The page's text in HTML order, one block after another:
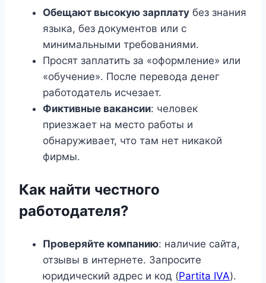
Обещают высокую зарплату без знания
языка, без документов или с
минимальными требованиями.
Просят заплатить за «оформление» или
«обучение». После перевода денег
работодатель исчезает.
Фиктивные вакансии: человек
приезжает на место работы и
обнаруживает, что там нет никакой
фирмы.
Как найти честного
работодателя?
Проверяйте компанию: наличие сайта,
отзывы в интернете. Запросите
юридический адрес и код (Partita IVA).